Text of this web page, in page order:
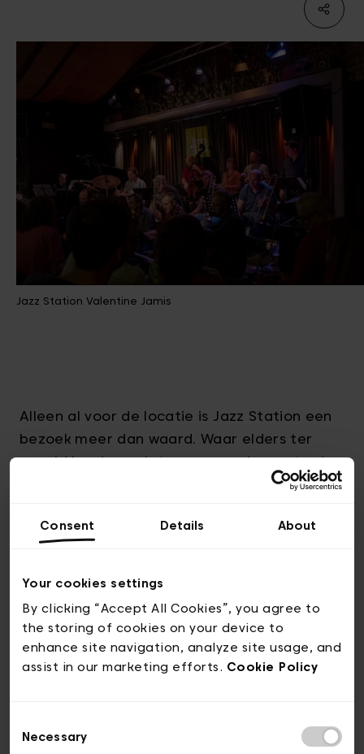
Consent Details About
Your cookies settings
By clicking “Accept All Cookies”, you agree to
the storing of cookies on your device to
enhance site navigation, analyze site usage, and
assist in our marketing efforts. Cookie Policy
Selection
Necessary
Jazz Station Valentine Jamis
Alleen al voor de locatie is Jazz Station een
bezoek meer dan waard. Waar elders ter
wereld kan je genieten van een jazzoptreden
in een treinstation uit de 19de eeuw? Dit
letterlijk bovenop de sporen die het
Architecturaal onderscheidt het zich door
Brabantse barokinvloeden. Binnenin wordt
het nog interessanter: naast
tentoonstellingen, repetities, luistersessies
voor een (na)zinderend concert van de